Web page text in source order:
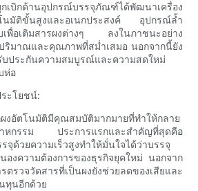
บิกด้านอุปกรณ์บรรจุภัณฑ์ได้พัฒนาเครื่อง
โนมัติขั้นสูงและอเนกประสงค์ อุปกรณ์ล้ำ
เพื่อเติมสารผงต่างๆ ลงในภาชนะอย่าง
ริมาณและคุณภาพที่สม่ำเสมอ นอกจากนี้ยัง
บประกันความสมบูรณ์และความสดใหม่
ห่อ
ะโยชน์:
งอัตโนมัติมีคุณสมบัติมากมายที่ทำให้กลาย
สาหกรรม ประการแรกและสำคัญที่สุดคือ
จุด้วยความเร็วสูงทำให้มั่นใจได้ว่าบรรจุ
งความต้องการของธุรกิจยุคใหม่ นอกจาก
วจวัดสารที่เป็นผงยังช่วยลดของเสียและ
ทุนอีกด้วย